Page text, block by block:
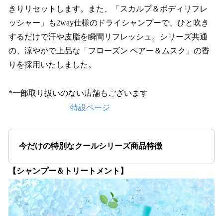
きりリセットします。また、「スカルプ＆ボディリフレ
ッシャー」も2way仕様のドライシャンプーで、ひと吹き
するだけで汗や皮脂を瞬間リフレッシュ。シリーズ共通
の、涼やかで上品な「フローズン ペアー＆ムスク」の香
りを採用いたしました。
*一部取り扱いのない店舗もございます
特設ページ
今だけの特別なクールシリーズ商品特徴
【シャンプー＆トリートメント】